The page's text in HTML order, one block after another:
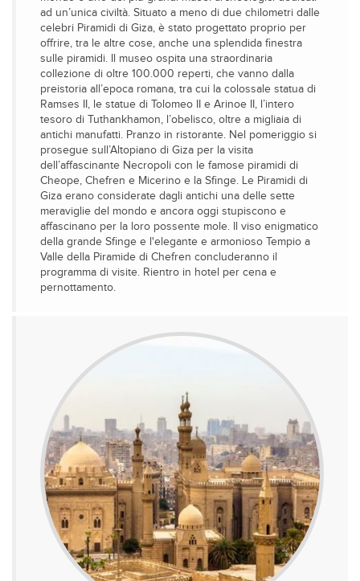
ad un’unica civiltà. Situato a meno di due chilometri dalle
celebri Piramidi di Giza, è stato progettato proprio per
offrire, tra le altre cose, anche una splendida finestra
sulle piramidi. Il museo ospita una straordinaria
collezione di oltre 100.000 reperti, che vanno dalla
preistoria all’epoca romana, tra cui la colossale statua di
Ramses II, le statue di Tolomeo II e Arinoe II, l’intero
tesoro di Tuthankhamon, l’obelisco, oltre a migliaia di
antichi manufatti. Pranzo in ristorante. Nel pomeriggio si
prosegue sull’Altopiano di Giza per la visita
dell’affascinante Necropoli con le famose piramidi di
Cheope, Chefren e Micerino e la Sfinge. Le Piramidi di
Giza erano considerate dagli antichi una delle sette
meraviglie del mondo e ancora oggi stupiscono e
affascinano per la loro possente mole. Il viso enigmatico
della grande Sfinge e l'elegante e armonioso Tempio a
Valle della Piramide di Chefren concluderanno il
programma di visite. Rientro in hotel per cena e
pernottamento.